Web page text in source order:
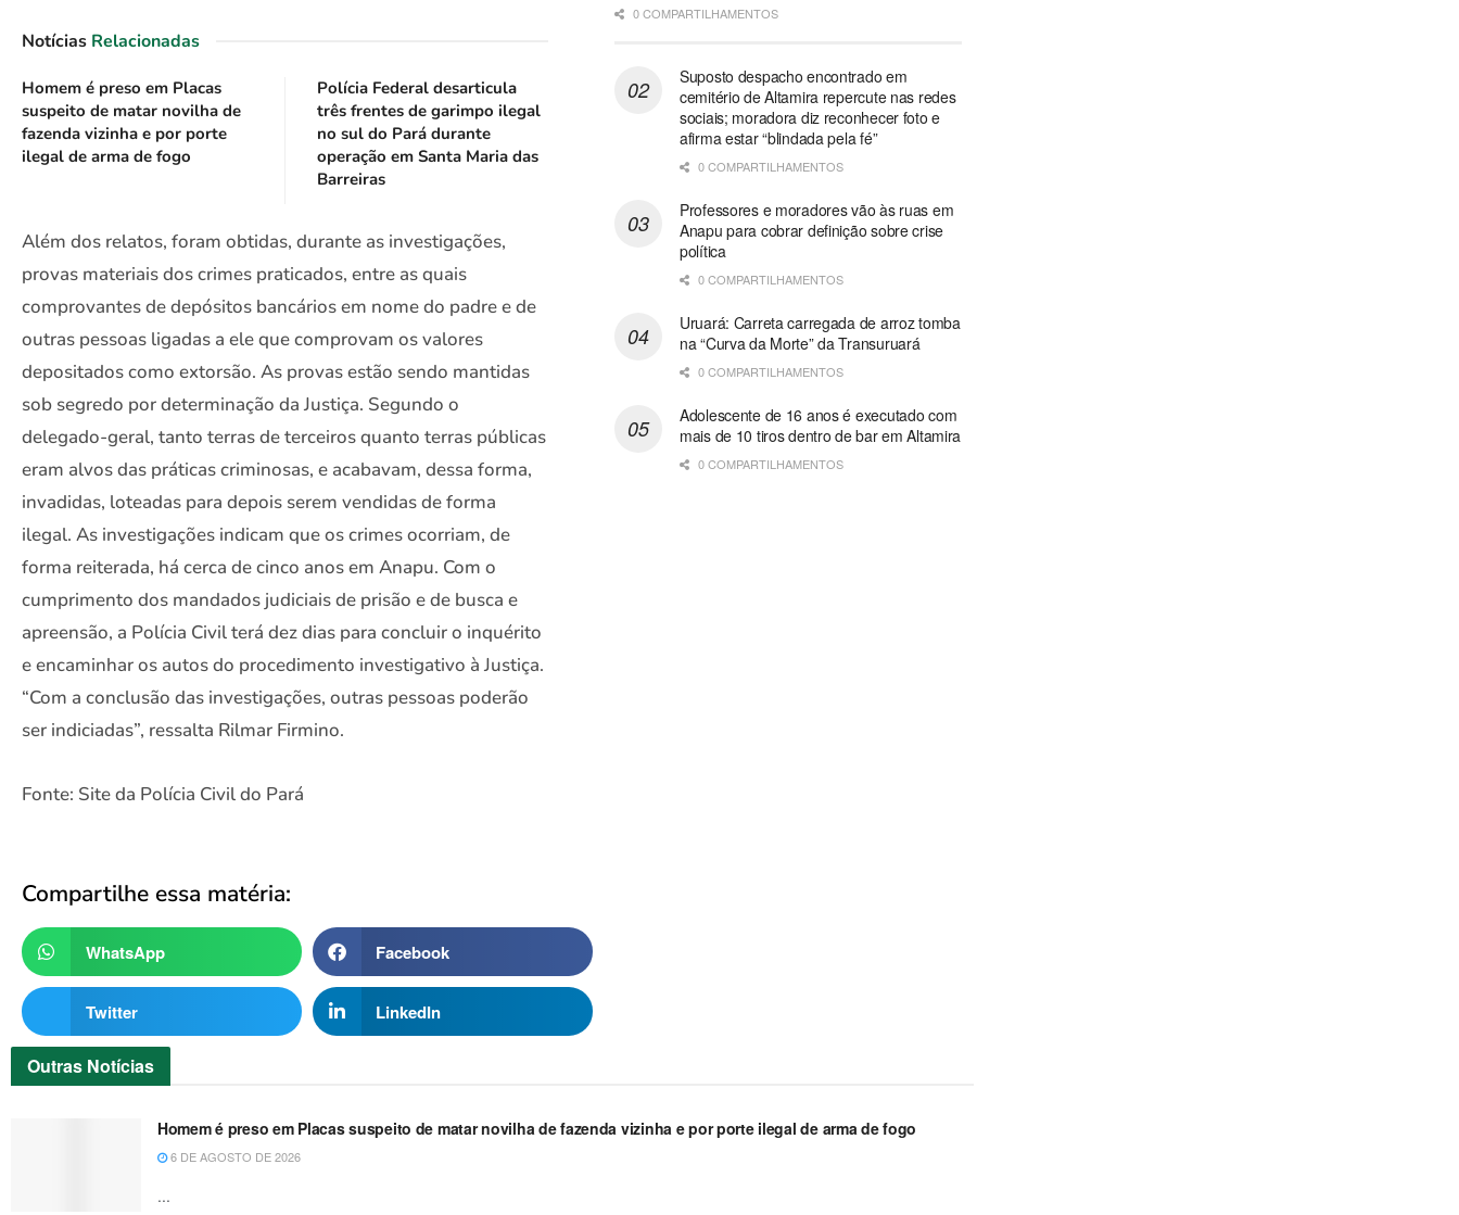
Notícias Relacionadas
Homem é preso em Placas
suspeito de matar novilha de
fazenda vizinha e por porte
ilegal de arma de fogo
Polícia Federal desarticula
três frentes de garimpo ilegal
no sul do Pará durante
operação em Santa Maria das
Barreiras
Além dos relatos, foram obtidas, durante as investigações,
provas materiais dos crimes praticados, entre as quais
comprovantes de depósitos bancários em nome do padre e de
outras pessoas ligadas a ele que comprovam os valores
depositados como extorsão. As provas estão sendo mantidas
sob segredo por determinação da Justiça. Segundo o
delegado-geral, tanto terras de terceiros quanto terras públicas
eram alvos das práticas criminosas, e acabavam, dessa forma,
invadidas, loteadas para depois serem vendidas de forma
ilegal. As investigações indicam que os crimes ocorriam, de
forma reiterada, há cerca de cinco anos em Anapu. Com o
cumprimento dos mandados judiciais de prisão e de busca e
apreensão, a Polícia Civil terá dez dias para concluir o inquérito
e encaminhar os autos do procedimento investigativo à Justiça.
“Com a conclusão das investigações, outras pessoas poderão
ser indiciadas”, ressalta Rilmar Firmino.
Fonte: Site da Polícia Civil do Pará
Compartilhe essa matéria:
WhatsApp Facebook
Twitter LinkedIn
0 COMPARTILHAMENTOS
Suposto despacho encontrado em
cemitério de Altamira repercute nas redes
sociais; moradora diz reconhecer foto e
afirma estar “blindada pela fé”
0 COMPARTILHAMENTOS
Professores e moradores vão às ruas em
Anapu para cobrar definição sobre crise
política
0 COMPARTILHAMENTOS
Uruará: Carreta carregada de arroz tomba
na “Curva da Morte” da Transuruará
0 COMPARTILHAMENTOS
Adolescente de 16 anos é executado com
mais de 10 tiros dentro de bar em Altamira
0 COMPARTILHAMENTOS
Outras Notícias
Homem é preso em Placas suspeito de matar novilha de fazenda vizinha e por porte ilegal de arma de fogo
6 DE AGOSTO DE 2026
...